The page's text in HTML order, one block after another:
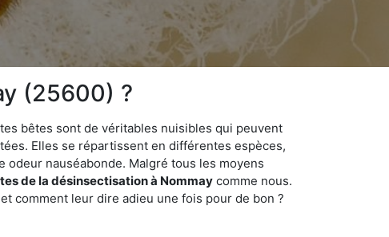
(25600) ?
bêtes sont de véritables nuisibles qui peuvent
Elles se répartissent en différentes espèces,
nauséabonde. Malgré tous les moyens
de la désinsectisation à Nommay comme nous.
comment leur dire adieu une fois pour de bon ?